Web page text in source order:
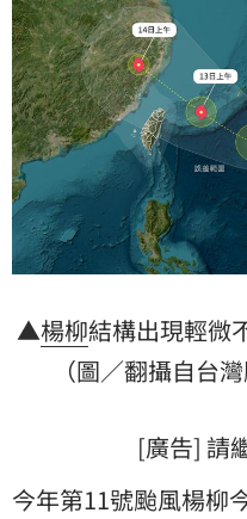
▲楊柳結構出現輕微
（圖／翻攝自台
[廣告] 請
今年第11號颱風楊柳